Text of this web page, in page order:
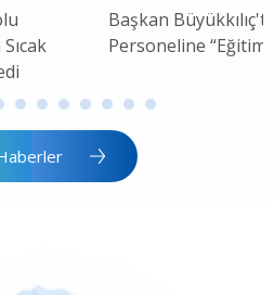
Başkan
Personeline